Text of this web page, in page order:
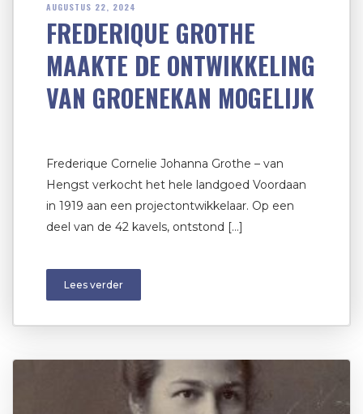
AUGUSTUS 22, 2024
FREDERIQUE GROTHE
MAAKTE DE ONTWIKKELING
VAN GROENEKAN MOGELIJK
Frederique Cornelie Johanna Grothe – van
Hengst verkocht het hele landgoed Voordaan
in 1919 aan een projectontwikkelaar. Op een
deel van de 42 kavels, ontstond […]
Lees verder